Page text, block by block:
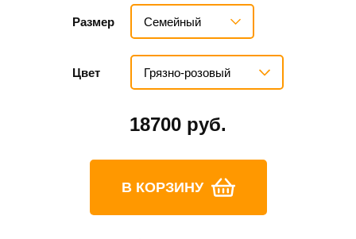
Размер Семейный
Цвет Грязно-розовый
18700 руб.
В КОРЗИНУ